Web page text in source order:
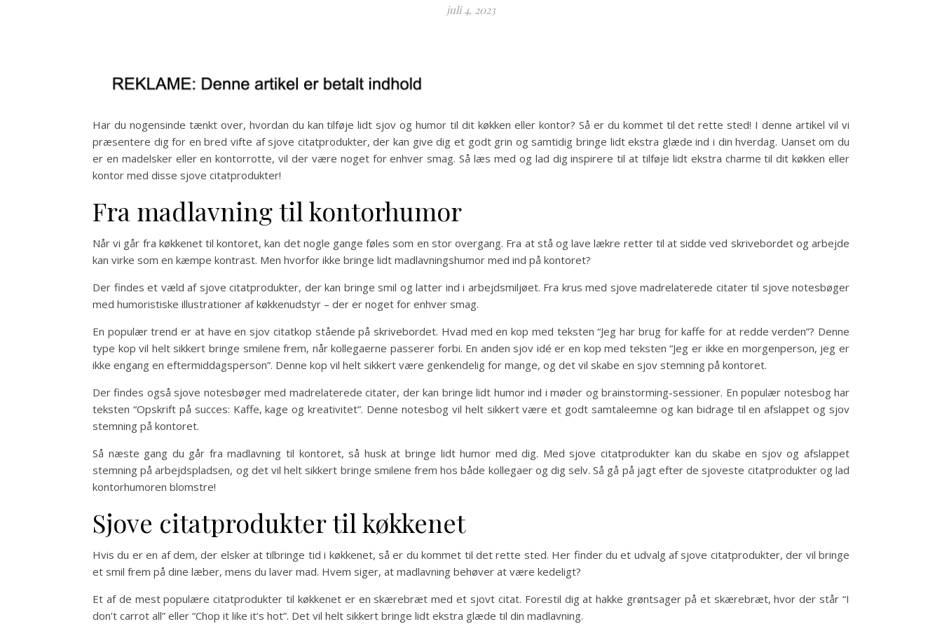
juli 4, 2023
Har du nogensinde tænkt over, hvordan du kan tilføje lidt sjov og humor til dit køkken eller kontor? Så er du kommet til det rette sted! I denne artikel vil vi
præsentere dig for en bred vifte af sjove citatprodukter, der kan give dig et godt grin og samtidig bringe lidt ekstra glæde ind i din hverdag. Uanset om du
er en madelsker eller en kontorrotte, vil der være noget for enhver smag. Så læs med og lad dig inspirere til at tilføje lidt ekstra charme til dit køkken eller
kontor med disse sjove citatprodukter!
Fra madlavning til kontorhumor
Når vi går fra køkkenet til kontoret, kan det nogle gange føles som en stor overgang. Fra at stå og lave lækre retter til at sidde ved skrivebordet og arbejde
kan virke som en kæmpe kontrast. Men hvorfor ikke bringe lidt madlavningshumor med ind på kontoret?
Der findes et væld af sjove citatprodukter, der kan bringe smil og latter ind i arbejdsmiljøet. Fra krus med sjove madrelaterede citater til sjove notesbøger
med humoristiske illustrationer af køkkenudstyr – der er noget for enhver smag.
En populær trend er at have en sjov citatkop stående på skrivebordet. Hvad med en kop med teksten “Jeg har brug for kaffe for at redde verden”? Denne
type kop vil helt sikkert bringe smilene frem, når kollegaerne passerer forbi. En anden sjov idé er en kop med teksten “Jeg er ikke en morgenperson, jeg er
ikke engang en eftermiddagsperson”. Denne kop vil helt sikkert være genkendelig for mange, og det vil skabe en sjov stemning på kontoret.
Der findes også sjove notesbøger med madrelaterede citater, der kan bringe lidt humor ind i møder og brainstorming-sessioner. En populær notesbog har
teksten “Opskrift på succes: Kaffe, kage og kreativitet”. Denne notesbog vil helt sikkert være et godt samtaleemne og kan bidrage til en afslappet og sjov
stemning på kontoret.
Så næste gang du går fra madlavning til kontoret, så husk at bringe lidt humor med dig. Med sjove citatprodukter kan du skabe en sjov og afslappet
stemning på arbejdspladsen, og det vil helt sikkert bringe smilene frem hos både kollegaer og dig selv. Så gå på jagt efter de sjoveste citatprodukter og lad
kontorhumoren blomstre!
Sjove citatprodukter til køkkenet
Hvis du er en af dem, der elsker at tilbringe tid i køkkenet, så er du kommet til det rette sted. Her finder du et udvalg af sjove citatprodukter, der vil bringe
et smil frem på dine læber, mens du laver mad. Hvem siger, at madlavning behøver at være kedeligt?
Et af de mest populære citatprodukter til køkkenet er en skærebræt med et sjovt citat. Forestil dig at hakke grøntsager på et skærebræt, hvor der står “I
don’t carrot all” eller “Chop it like it’s hot”. Det vil helt sikkert bringe lidt ekstra glæde til din madlavning.